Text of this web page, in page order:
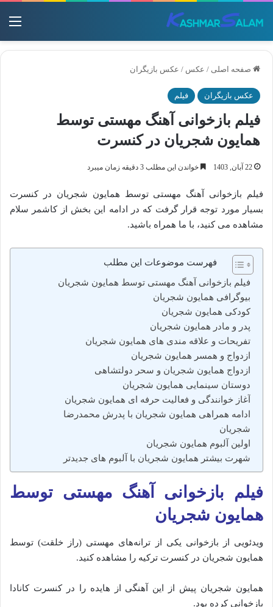
صفحه اصلی / عکس / عکس بازیگران
عکس بازیگران فیلم
فیلم بازخوانی آهنگ مهستی توسط
همایون شجریان در کنسرت
22 آبان, 1403 خواندن این مطلب 3 دقیقه زمان میبرد
فیلم بازخوانی آهنگ مهستی توسط همایون شجریان در کنسرت
بسیار مورد توجه قرار گرفت که در ادامه این بخش از کاشمر سلام
مشاهده می کنید، با ما همراه باشید.
فهرست موضوعات این مطلب
فیلم بازخوانی آهنگ مهستی توسط همایون شجریان
بیوگرافی همایون شجریان
کودکی همایون شجریان
پدر و مادر همایون شجریان
تفریحات و علاقه مندی های همایون شجریان
ازدواج و همسر همایون شجریان
ازدواج همایون شجریان و سحر دولتشاهی
دوستان سینمایی همایون شجریان
آغاز خوانندگی و فعالیت حرفه ای همایون شجریان
ادامه همراهی همایون شجریان با پدرش محمدرضا
شجریان
اولین آلبوم همایون شجریان
شهرت بیشتر همایون شجریان با آلبوم های جدیدتر
فیلم بازخوانی آهنگ مهستی توسط
همایون شجریان
ویدئویی از بازخوانی یکی از ترانه‌های مهستی (راز خلقت) توسط
همایون شجریان در کنسرت ترکیه را مشاهده کنید.
همایون شجریان پیش از این آهنگی از هایده را در کنسرت کانادا
بازخوانی کرده بود.